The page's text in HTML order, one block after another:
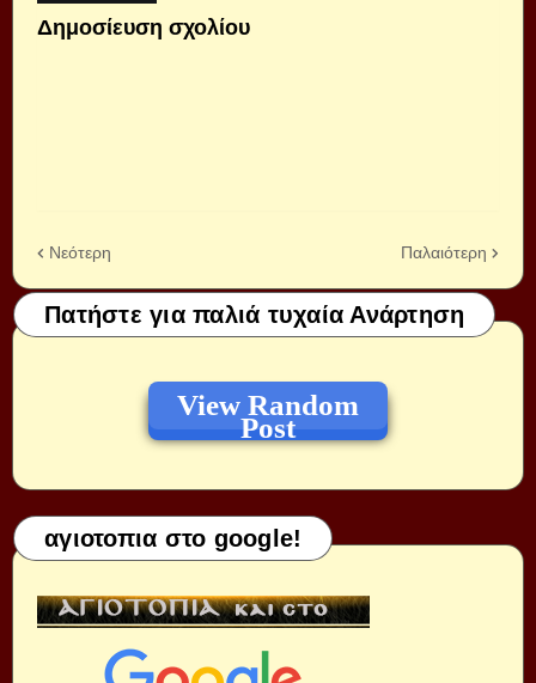
Δημοσίευση σχολίου
Νεότερη Παλαιότερη
Πατήστε για παλιά τυχαία Ανάρτηση
View Random
Post
αγιοτοπια στο google!